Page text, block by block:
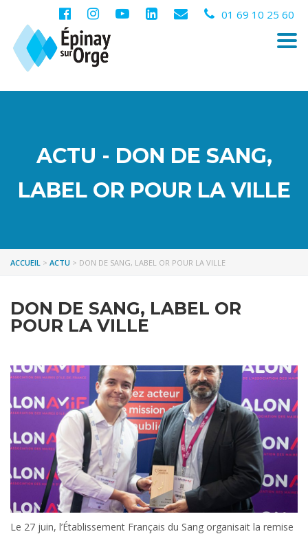
01 69 10 25 60
ACTU - DON DE SANG,
LABEL OR POUR LA VILLE
ACCUEIL > ACTU > DON DE SANG, LABEL OR POUR LA VILLE
DON DE SANG, LABEL OR
POUR LA VILLE
Le 27 juin, l’Établissement Français du Sang organisait la remise